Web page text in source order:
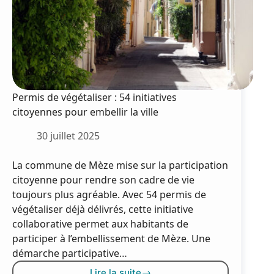
Permis de végétaliser : 54 initiatives
citoyennes pour embellir la ville
30 juillet 2025
La commune de Mèze mise sur la participation
citoyenne pour rendre son cadre de vie
toujours plus agréable. Avec 54 permis de
végétaliser déjà délivrés, cette initiative
collaborative permet aux habitants de
participer à l’embellissement de Mèze. Une
démarche participative…